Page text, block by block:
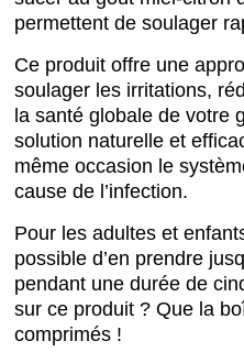
permettent de soulager
Ce produit offre une
soulager les irritations,
la santé globale de votre
solution naturelle et
même occasion le
cause de l’infection.
Pour les adultes et
possible d’en prendre
pendant une durée de
sur ce produit ? Que la
comprimés !